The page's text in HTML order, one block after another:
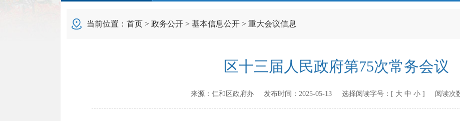
当前位置： 首页 > 政务公开 > 基本信息公开 > 重大会议信息
区十三届人民政府第75次常务会议
来源： 仁和区政府办发布时间： 2025-05-13选择阅读字号：[ 大 中 小] 阅读次